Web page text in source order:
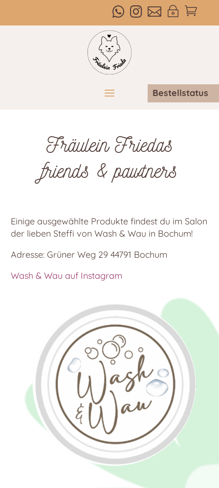

~



Bestellstatus
Fräulein Friedas
friends & pawtners
Einige ausgewählte Produkte findest du im Salon
der lieben Steffi von Wash & Wau in Bochum!
Adresse: Grüner Weg 29 44791 Bochum
Wash & Wau auf Instagram